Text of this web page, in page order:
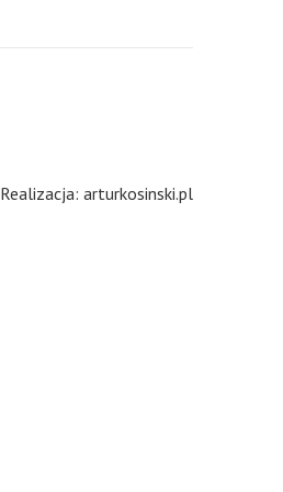
Realizacja: arturkosinski.pl